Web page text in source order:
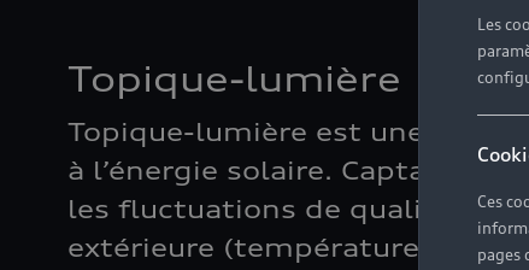
Les
Ces
pages
Topique-lumière
Topique-lumière est une
à l’énergie solaire. Captant,
les fluctuations de qualité de
extérieure (température,